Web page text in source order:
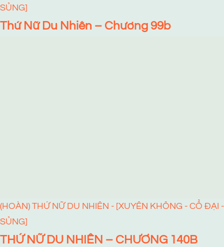
SỦNG]
Thứ Nữ Du Nhiên – Chương 99b
(HOÀN) THỨ NỮ DU NHIÊN - [XUYÊN KHÔNG - CỔ ĐẠI -
SỦNG]
THỨ NỮ DU NHIÊN – CHƯƠNG 140B